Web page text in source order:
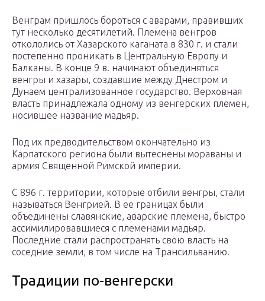
Венграм пришлось бороться с аварами, правивших
тут несколько десятилетий. Племена венгров
откололись от Хазарского каганата в 830 г. и стали
постепенно проникать в Центральную Европу и
Балканы. В конце 9 в. начинают объединяться
венгры и хазары, создавшие между Днестром и
Дунаем централизованное государство. Верховная
власть принадлежала одному из венгерских племен,
носившее название мадьяр.
Под их предводительством окончательно из
Карпатского региона были вытеснены мораваны и
армия Священной Римской империи.
С 896 г. территории, которые отбили венгры, стали
называться Венгрией. В ее границах были
объединены славянские, аварские племена, быстро
ассимилировавшиеся с племенами мадьяр.
Последние стали распространять свою власть на
соседние земли, в том числе на Трансильванию.
Традиции по-венгерски